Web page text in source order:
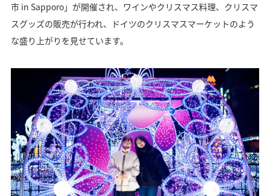
市 in Sapporo」が開催され、ワインやクリスマス料理、クリスマ
スグッズの販売が行われ、ドイツのクリスマスマーケットのよう
な盛り上がりを見せています。